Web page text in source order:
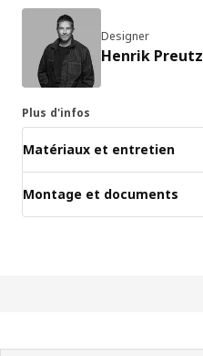
Designer
Henrik Preutz
Plus d'infos
Matériaux et entretien
Montage et documents